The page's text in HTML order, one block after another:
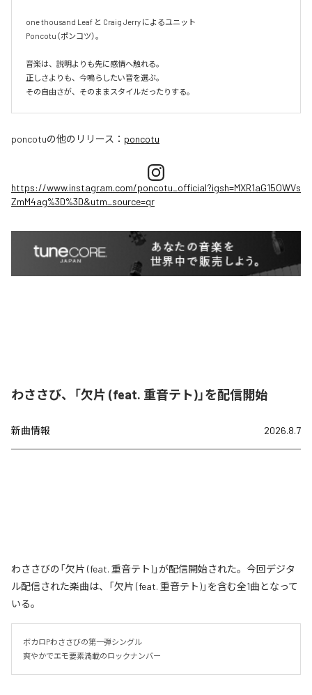
one thousand Leaf と Craig Jerry によるユニット
Poncotu（ポンコツ）。
音楽は、説明よりも先に感情へ触れる。
正しさよりも、今鳴らしたい音を選ぶ。
その自由さが、そのままスタイルだったりする。
poncotuの他のリリース： poncotu
https://www.instagram.com/poncotu_official?igsh=MXR1aG15OWVs
ZmM4ag%3D%3D&utm_source=qr
わささび、「欠片 (feat. 重音テト)」を配信開始
新曲情報 2026.8.7
わささびの「欠片 (feat. 重音テト)」が配信開始された。今回デジタ
ル配信された楽曲は、「欠片 (feat. 重音テト)」を含む全1曲となって
いる。
ボカロPわささびの第一弾シングル
爽やかでエモ要素満載のロックナンバー